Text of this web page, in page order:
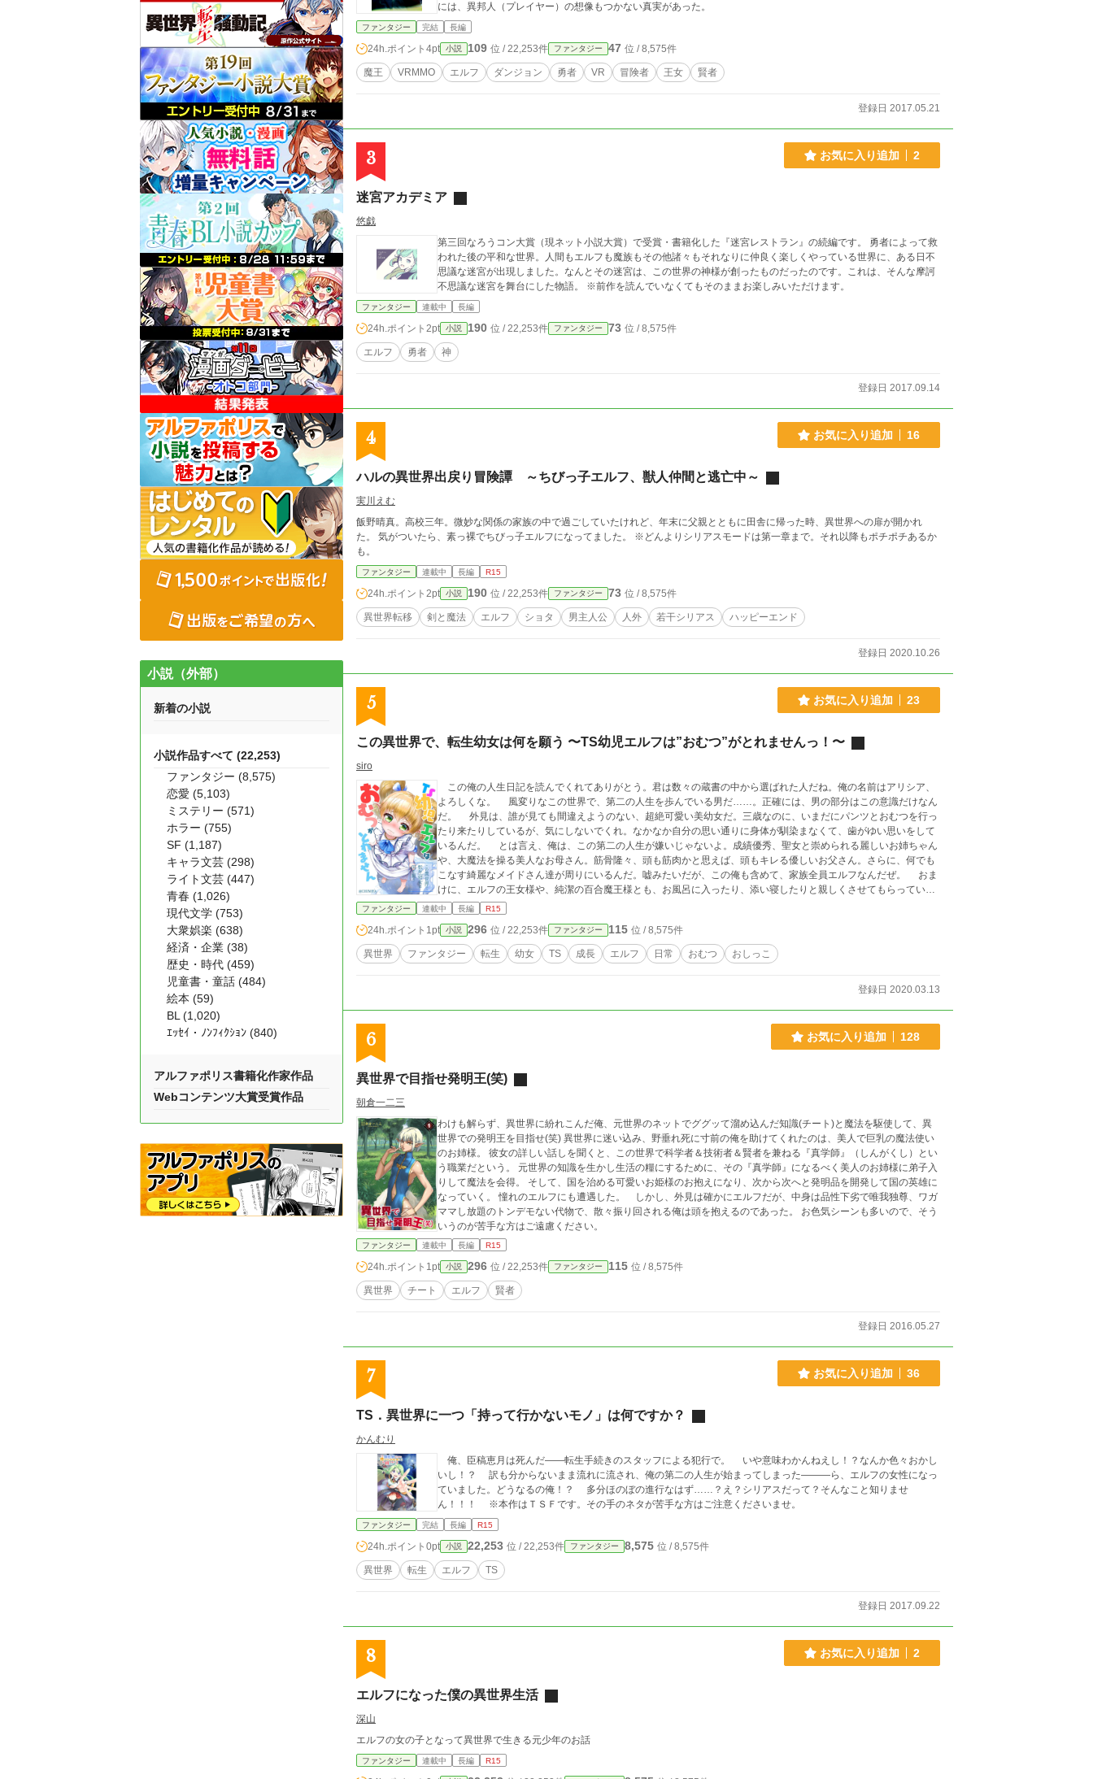
には、異邦人（プレイヤー）の想像もつかない真実があった。
ファンタジー 完結 長編
24h.ポイント 4pt 小説 109 位 / 22,253件 ファンタジー 47 位 / 8,575件
魔王 VRMMO エルフ ダンジョン 勇者 VR 冒険者 王女 賢者
登録日 2017.05.21
3 お気に入り追加 2
迷宮アカデミア
悠戯
第三回なろうコン大賞（現ネット小説大賞）で受賞・書籍化した『迷宮レストラン』の続編です。 勇者によって救
われた後の平和な世界。人間もエルフも魔族もその他諸々もそれなりに仲良く楽しくやっている世界に、ある日不
思議な迷宮が出現しました。なんとその迷宮は、この世界の神様が創ったものだったのです。これは、そんな摩訶
不思議な迷宮を舞台にした物語。 ※前作を読んでいなくてもそのままお楽しみいただけます。
ファンタジー 連載中 長編
24h.ポイント 2pt 小説 190 位 / 22,253件 ファンタジー 73 位 / 8,575件
エルフ 勇者 神
登録日 2017.09.14
4 お気に入り追加 16
ハルの異世界出戻り冒険譚 ～ちびっ子エルフ、獣人仲間と逃亡中～
実川えむ
飯野晴真。高校三年。微妙な関係の家族の中で過ごしていたけれど、年末に父親とともに田舎に帰った時、異世界への扉が開かれ
た。 気がついたら、素っ裸でちびっ子エルフになってました。 ※どんよりシリアスモードは第一章まで。それ以降もポチポチあるか
も。
ファンタジー 連載中 長編 R15
24h.ポイント 2pt 小説 190 位 / 22,253件 ファンタジー 73 位 / 8,575件
異世界転移 剣と魔法 エルフ ショタ 男主人公 人外 若干シリアス ハッピーエンド
登録日 2020.10.26
5 お気に入り追加 23
この異世界で、転生幼女は何を願う 〜TS幼児エルフは”おむつ”がとれませんっ！〜
siro
この俺の人生日記を読んでくれてありがとう。君は数々の蔵書の中から選ばれた人だね。俺の名前はアリシア、
よろしくな。 風変りなこの世界で、第二の人生を歩んでいる男だ……。正確には、男の部分はこの意識だけなん
だ。 外見は、誰が見ても間違えようのない、超絶可愛い美幼女だ。三歳なのに、いまだにパンツとおむつを行っ
たり来たりしているが、気にしないでくれ。なかなか自分の思い通りに身体が馴染まなくて、歯がゆい思いをして
いるんだ。 とは言え、俺は、この第二の人生が嫌いじゃないよ。成績優秀、聖女と崇められる麗しいお姉ちゃん
や、大魔法を操る美人なお母さん。筋骨隆々、頭も筋肉かと思えば、頭もキレる優しいお父さん。さらに、何でも
こなす綺麗なメイドさん達が周りにいるんだ。嘘みたいだが、この俺も含めて、家族全員エルフなんだぜ。 おま
けに、エルフの王女様や、純潔の百合魔王様とも、お風呂に入ったり、添い寝したりと親しくさせてもらってい
る。 俺は、家族やたくさんの仲間に愛されながら、スクスク成長しているから、ずっとこのままで良いと思って
れる危険な目にも度々遭遇したけどね。世に言う、チートだとかギフトみたいなものを俺も使えるけど、これがま
た使いづらい。肝心な時しか使えない上に、命まで削ってきやがる。この力のおかげで、俺は危機を脱する事が出
来たんで、文句は言えないがな。 そんな力に頼らなくても、俺は、チート級の両親の子供だ。多分、成長すれば
くのか、この綴られる日記に新しいページが生まれるまで、期待して待っていてくれ。あぁ、そう言えば、この日
俺の女児ボディが覚めそうなんで、この辺で失礼するよ。長い俺の人生日記だけど、いろんな思いが詰まっている
んだ。 君が、最後まで読んで、この俺と分かち合ってくれる事を願っているよ。 それじゃ、この先で！
ファンタジー 連載中 長編 R15
24h.ポイント 1pt 小説 296 位 / 22,253件 ファンタジー 115 位 / 8,575件
異世界 ファンタジー 転生 幼女 TS 成長 エルフ 日常 おむつ おしっこ
登録日 2020.03.13
6 お気に入り追加 128
異世界で目指せ発明王(笑)
朝倉一二三
わけも解らず、異世界に紛れこんだ俺、元世界のネットでググッて溜め込んだ知識(チート)と魔法を駆使して、異
世界での発明王を目指せ(笑) 異世界に迷い込み、野垂れ死に寸前の俺を助けてくれたのは、美人で巨乳の魔法使い
のお姉様。 彼女の詳しい話しを聞くと、この世界で科学者＆技術者＆賢者を兼ねる『真学師』（しんがくし）とい
う職業だという。 元世界の知識を生かし生活の糧にするために、その『真学師』になるべく美人のお姉様に弟子入
りして魔法を会得。 そして、国を治める可愛いお姫様のお抱えになり、次から次へと発明品を開発して国の英雄に
なっていく。 憧れのエルフにも遭遇した。 しかし、外見は確かにエルフだが、中身は品性下劣で唯我独尊、ワガ
ママし放題のトンデモない代物で、散々振り回される俺は頭を抱えるのであった。 お色気シーンも多いので、そう
いうのが苦手な方はご遠慮ください。
ファンタジー 連載中 長編 R15
24h.ポイント 1pt 小説 296 位 / 22,253件 ファンタジー 115 位 / 8,575件
異世界 チート エルフ 賢者
登録日 2016.05.27
7 お気に入り追加 36
TS．異世界に一つ「持って行かないモノ」は何ですか？
かんむり
俺、臣稿恵月は死んだ――転生手続きのスタッフによる犯行で。 いや意味わかんねえし！？なんか色々おかし
いし！？ 訳も分からないまま流れに流され、俺の第二の人生が始まってしまった―――ら、エルフの女性になっ
ていました。どうなるの俺！？ 多分ほのぼの進行なはず……？え？シリアスだって？そんなこと知りませ
ん！！！ ※本作はＴＳＦです。その手のネタが苦手な方はご注意くださいませ。
ファンタジー 完結 長編 R15
24h.ポイント 0pt 小説 22,253 位 / 22,253件 ファンタジー 8,575 位 / 8,575件
異世界 転生 エルフ TS
登録日 2017.09.22
8 お気に入り追加 2
エルフになった僕の異世界生活
深山
エルフの女の子となって異世界で生きる元少年のお話
ファンタジー 連載中 長編 R15
小説（外部）
新着の小説
小説作品すべて (22,253)
ファンタジー (8,575)
恋愛 (5,103)
ミステリー (571)
ホラー (755)
SF (1,187)
キャラ文芸 (298)
ライト文芸 (447)
青春 (1,026)
現代文学 (753)
大衆娯楽 (638)
経済・企業 (38)
歴史・時代 (459)
児童書・童話 (484)
絵本 (59)
BL (1,020)
ｴｯｾｲ・ﾉﾝﾌｨｸｼｮﾝ (840)
アルファポリス書籍化作家作品
Webコンテンツ大賞受賞作品